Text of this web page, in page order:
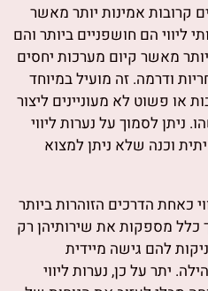
קרובות אמינות יותר מאשר
ליווי הם חושפניים ביותר והם
מאשר קיום מערכות יחסים
ודרמה. זה מועיל במיוחד
או פשוט לא מעוניינים ליצור
ניתן לסמוך על נערות ליווי
וכנה שלא ניתן למצוא
כאחת הדרכים הזוהרות ביותר
כלל מספקות את שירותיהן רק
להם גישה מיידית
יתר על כן, נערות ליווי